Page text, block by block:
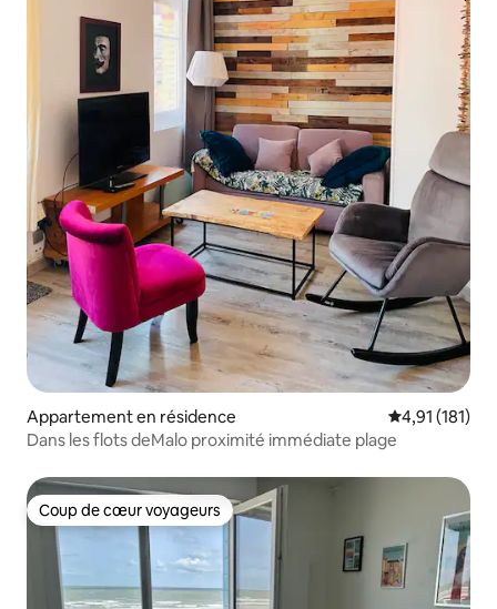
Appartement en résidence Évaluation
4,91 (181)
Dans les flots deMalo proximité immédiate plage
Coup de cœur voyageurs
Coup de cœur voyageurs